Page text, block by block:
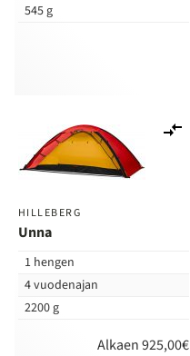
545 g
HILLEBERG
Unna
1 hengen
4 vuodenajan
2200 g
Alkaen 925,00€